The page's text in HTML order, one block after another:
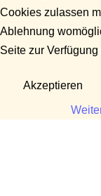
Cookies zulassen
Ablehnung
Seite zur Verfügung
Akzeptieren